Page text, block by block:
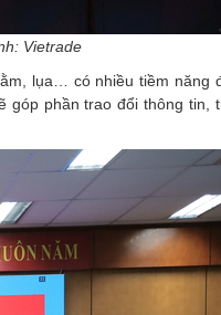
Vietrade
lụa… có nhiều tiềm năng
phần trao đổi thông tin,